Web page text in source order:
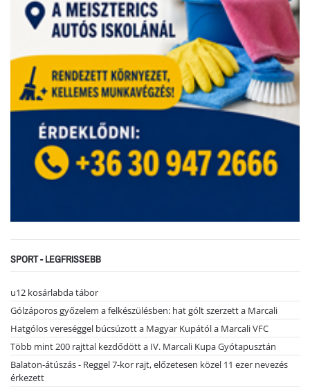
SPORT - LEGFRISSEBB
u12 kosárlabda tábor
Gólzáporos győzelem a felkészülésben: hat gólt szerzett a Marcali
Hatgólos vereséggel búcsúzott a Magyar Kupától a Marcali VFC
Több mint 200 rajttal kezdődött a IV. Marcali Kupa Gyótapusztán
Balaton-átúszás - Reggel 7-kor rajt, előzetesen közel 11 ezer nevezés
érkezett